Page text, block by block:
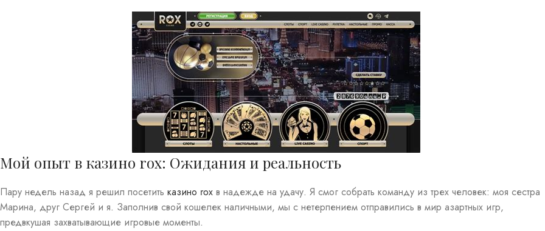
Мой опыт в казино rox: Ожидания и реальность
Пару недель назад я решил посетить казино rox в надежде на удачу. Я смог собрать команду из трех человек: моя сестра
Марина, друг Сергей и я. Заполнив свой кошелек наличными, мы с нетерпением отправились в мир азартных игр,
предвкушая захватывающие игровые моменты.